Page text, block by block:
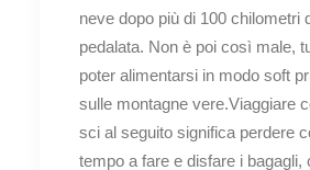
neve dopo più di 100 chilometri
pedalata. Non è poi così male,
poter alimentarsi in modo soft
sulle montagne vere.Viaggiare
sci al seguito significa perdere
tempo a fare e disfare i bagagli,